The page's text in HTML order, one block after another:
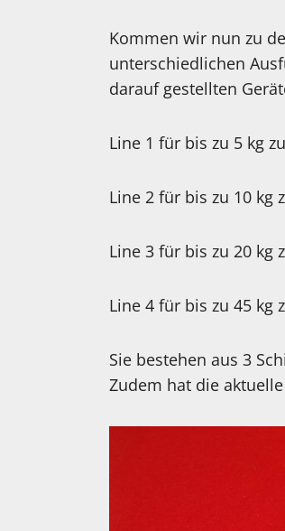
Kommen wir nun zu
unterschiedlichen
darauf gestellten
Line 1 für bis zu 5 kg
Line 2 für bis zu 10 kg
Line 3 für bis zu 20 kg
Line 4 für bis zu 45 kg
Sie bestehen aus 3
Zudem hat die